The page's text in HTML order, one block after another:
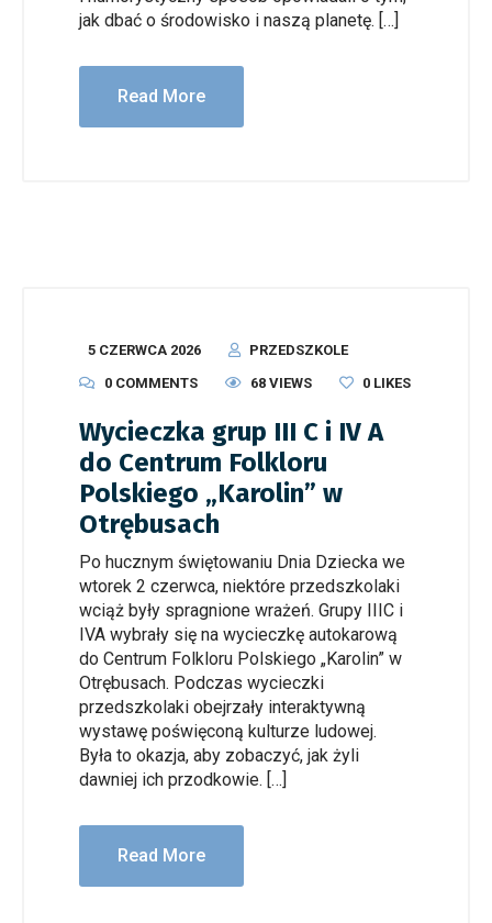
jak dbać o środowisko i naszą planetę. […]
Read More
5 CZERWCA 2026
PRZEDSZKOLE
0 COMMENTS
68 VIEWS 0 LIKES
Wycieczka grup III C i IV A
do Centrum Folkloru
Polskiego „Karolin” w
Otrębusach
Po hucznym świętowaniu Dnia Dziecka we
wtorek 2 czerwca, niektóre przedszkolaki
wciąż były spragnione wrażeń. Grupy IIIC i
IVA wybrały się na wycieczkę autokarową
do Centrum Folkloru Polskiego „Karolin” w
Otrębusach. Podczas wycieczki
przedszkolaki obejrzały interaktywną
wystawę poświęconą kulturze ludowej.
Była to okazja, aby zobaczyć, jak żyli
dawniej ich przodkowie. […]
Read More